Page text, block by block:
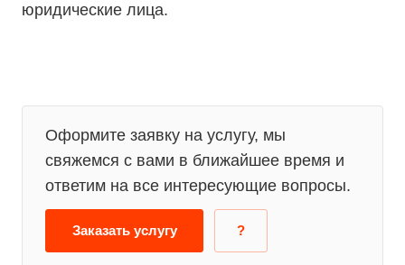
юридические лица.
Оформите заявку на услугу, мы
свяжемся с вами в ближайшее время и
ответим на все интересующие вопросы.
Заказать услугу ?